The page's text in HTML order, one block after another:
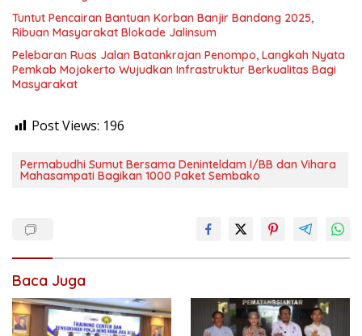
Tuntut Pencairan Bantuan Korban Banjir Bandang 2025,
Ribuan Masyarakat Blokade Jalinsum
Pelebaran Ruas Jalan Batankrajan Penompo, Langkah Nyata
Pemkab Mojokerto Wujudkan Infrastruktur Berkualitas Bagi
Masyarakat
Post Views: 196
Permabudhi Sumut Bersama Deninteldam I/BB dan Vihara
Mahasampati Bagikan 1000 Paket Sembako
Baca Juga